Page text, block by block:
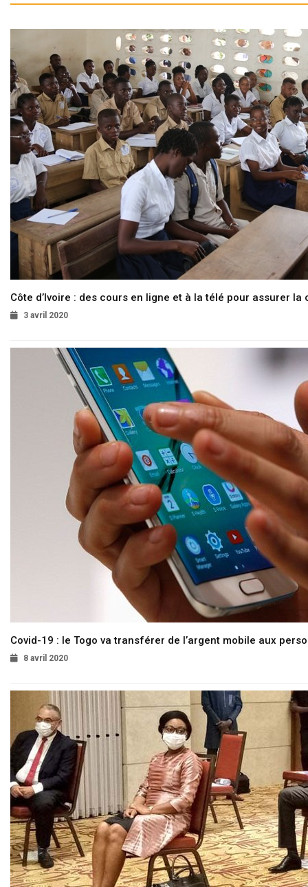
Côte d’Ivoire : des cours en ligne et à la télé pour assurer la
3 avril 2020
Covid-19 : le Togo va transférer de l’argent mobile aux
8 avril 2020